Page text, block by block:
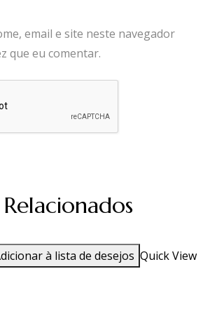
email e site neste navegador
que eu comentar.
à lista de desejos Quick View